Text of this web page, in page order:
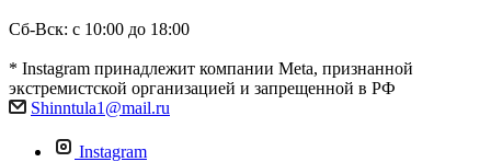
Сб-Вск: с 10:00 до 18:00
* Instagram принадлежит компании Meta, признанной
экстремистской организацией и запрещенной в РФ
Shinntula1@mail.ru
Instagram